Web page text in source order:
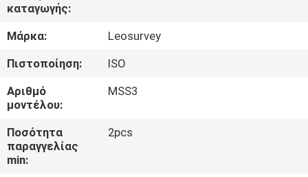
ΓΎΡΟΣ
ΕΡΓΟΣΤΑΣΊΩΝ
ΠΟΙΟΤΙΚΌΣ
ΈΛΕΓΧΟΣ
καταγωγής:
Μάρκα:
Leosurvey
Πιστοποίηση:
ISO
Αριθμό
μοντέλου:
MSS3
Ποσότητα
παραγγελίας
min:
2pcs